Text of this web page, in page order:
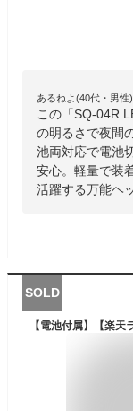
あるねよ(40代・男性)
この「SQ-04R
の明るさで夜間
池両対応で電池
安心。軽量で装
活躍する万能ヘ
SOLD